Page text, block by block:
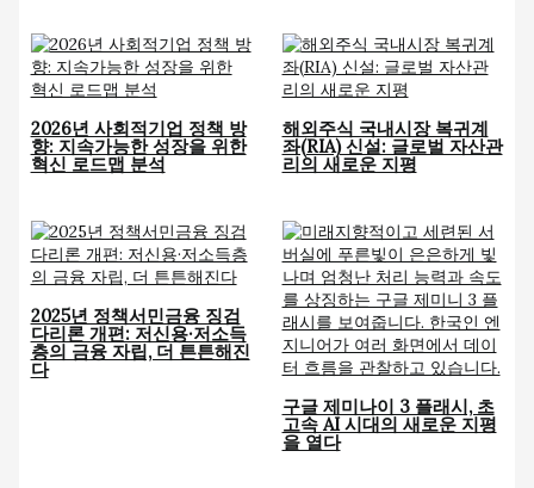
2026년 사회적기업 정책 방
향: 지속가능한 성장을 위한
혁신 로드맵 분석
해외주식 국내시장 복귀계
좌(RIA) 신설: 글로벌 자산관
리의 새로운 지평
2025년 정책서민금융 징검
다리론 개편: 저신용·저소득
층의 금융 자립, 더 튼튼해진
다
구글 제미나이 3 플래시, 초
고속 AI 시대의 새로운 지평
을 열다